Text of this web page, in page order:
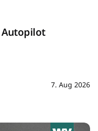
7. Aug 2026